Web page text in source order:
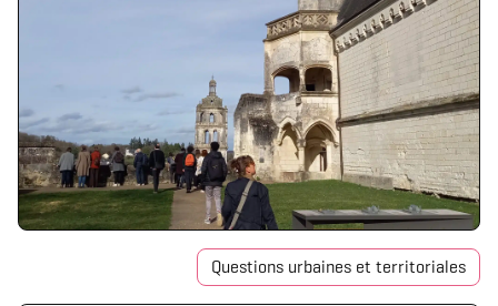
Questions urbaines et territoriales